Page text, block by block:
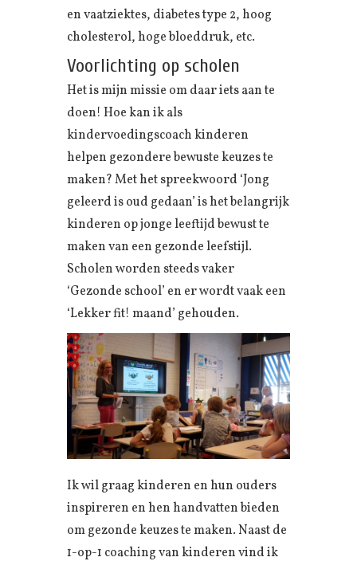
en vaatziektes, diabetes type 2, hoog
cholesterol, hoge bloeddruk, etc.
Voorlichting op scholen
Het is mijn missie om daar iets aan te
doen! Hoe kan ik als
kindervoedingscoach kinderen
helpen gezondere bewuste keuzes te
maken? Met het spreekwoord ‘Jong
geleerd is oud gedaan’ is het belangrijk
kinderen op jonge leeftijd bewust te
maken van een gezonde leefstijl.
Scholen worden steeds vaker
‘Gezonde school’ en er wordt vaak een
‘Lekker fit! maand’ gehouden.
Ik wil graag kinderen en hun ouders
inspireren en hen handvatten bieden
om gezonde keuzes te maken. Naast de
1-op-1 coaching van kinderen vind ik